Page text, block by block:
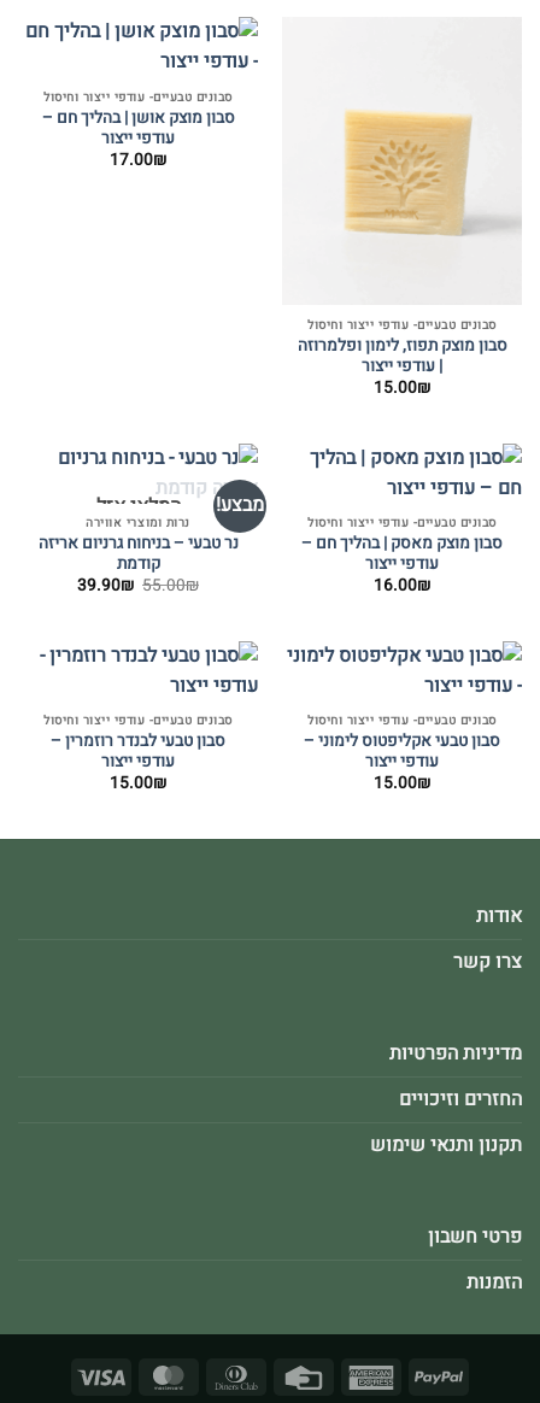
סבונים טבעיים- עודפי ייצור וחיסול
סבון מוצק תפוז, לימון ופלמרוזה
| עודפי ייצור
15.00₪
סבונים טבעיים- עודפי ייצור וחיסול
סבון מוצק אושן | בהליך חם –
עודפי ייצור
17.00₪
סבונים טבעיים- עודפי ייצור וחיסול
סבון מוצק מאסק | בהליך חם –
עודפי ייצור
16.00₪
מבצע! המלאי אזל
נרות ומוצרי אווירה
נר טבעי – בניחוח גרניום אריזה
קודמת
55.00₪ המחיר
39.90₪ המחיר
סבונים טבעיים- עודפי ייצור וחיסול
סבון טבעי אקליפטוס לימוני –
עודפי ייצור
15.00₪
סבונים טבעיים- עודפי ייצור וחיסול
סבון טבעי לבנדר רוזמרין –
עודפי ייצור
15.00₪
אודות
צרו קשר
מדיניות הפרטיות
החזרים וזיכויים
תקנון ותנאי שימוש
פרטי חשבון
הזמנות
PayPal
American
Credit
Dinners
MasterCard
Visa